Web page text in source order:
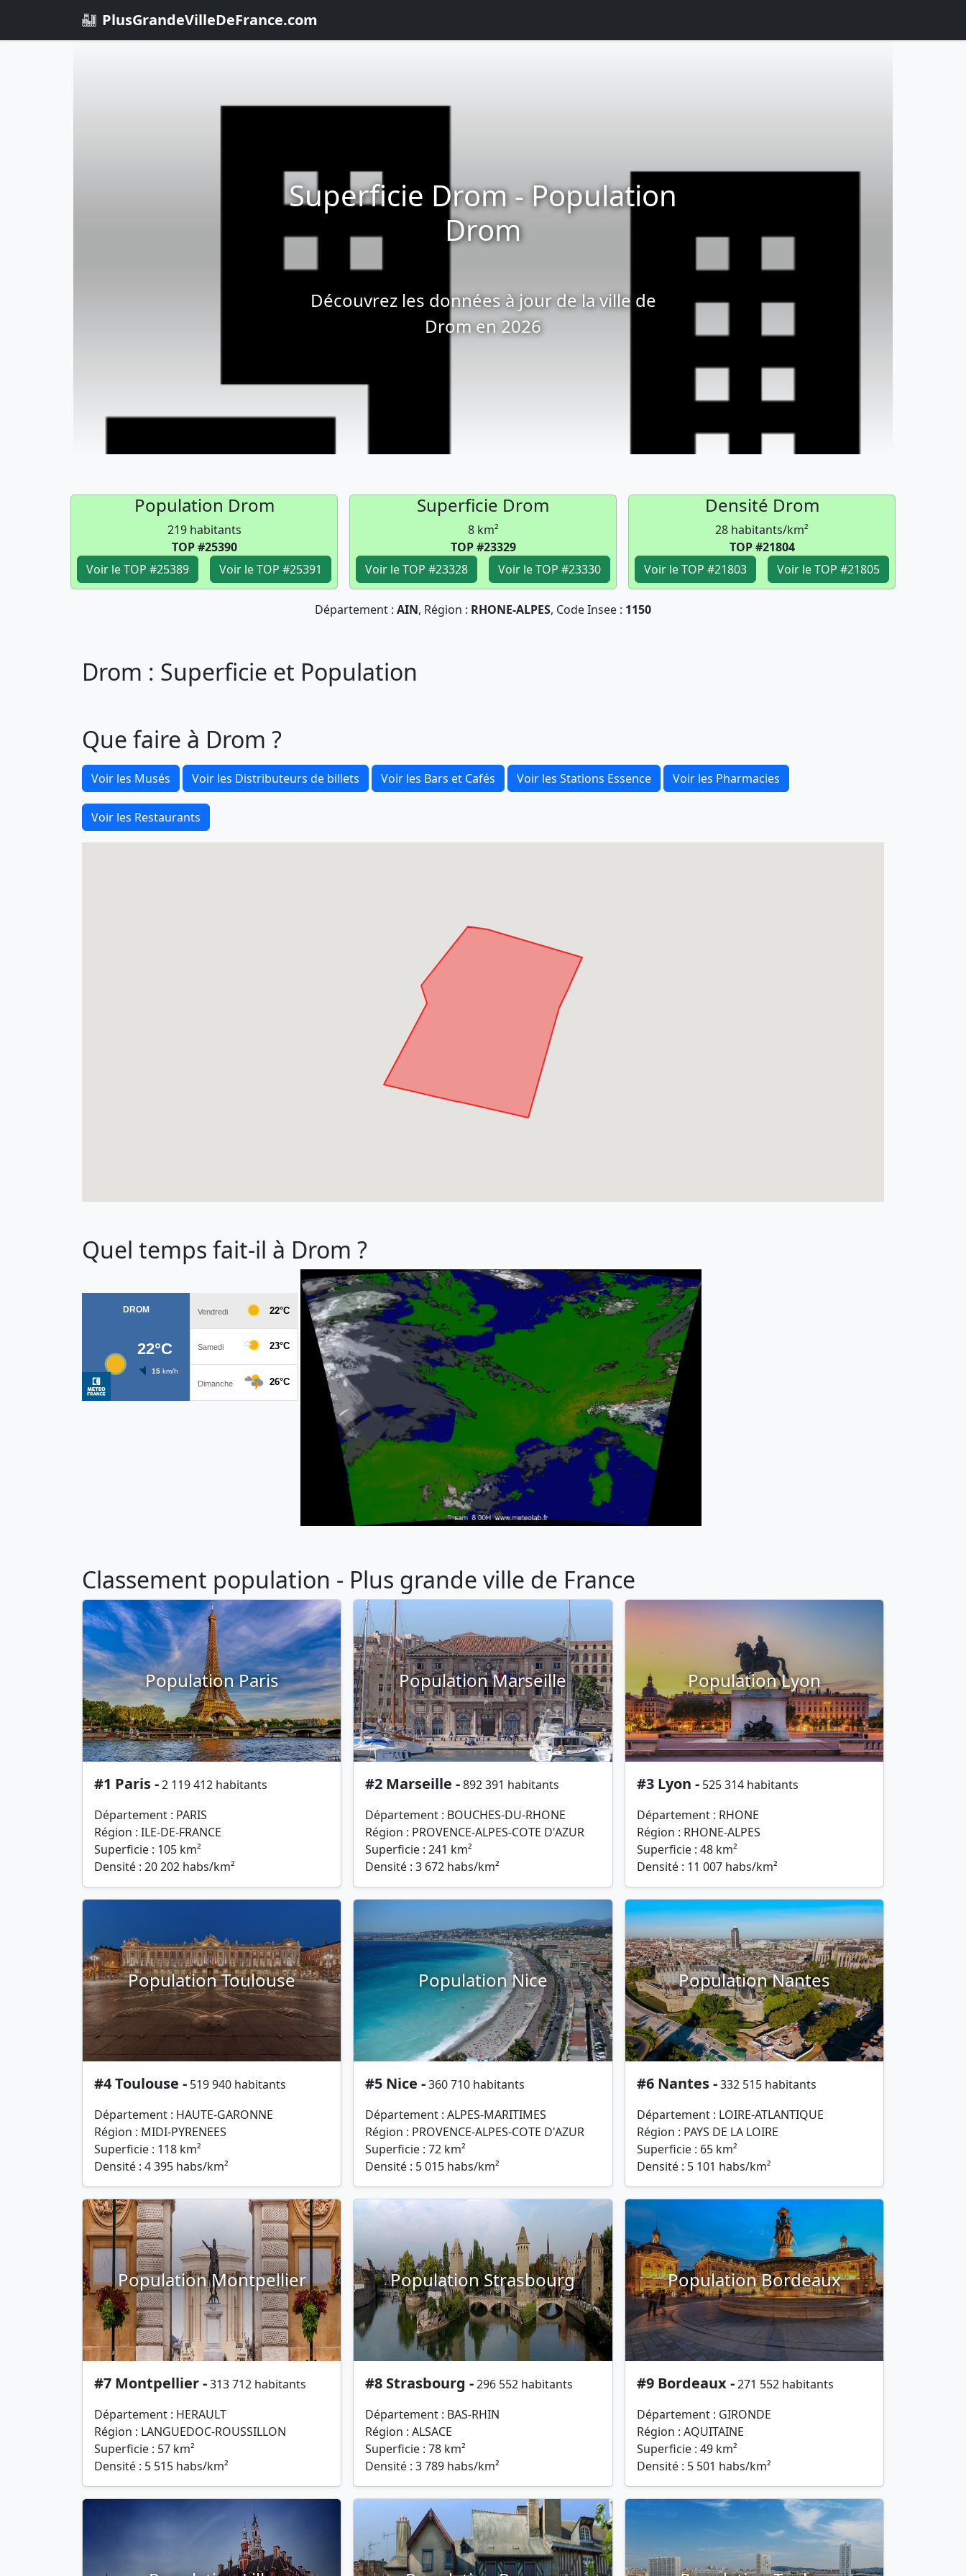
PlusGrandeVilleDeFrance.com
Superficie Drom - Population
Drom
Découvrez les données à jour de la ville de
Drom en 2026
Population Drom
219 habitants
TOP #25390
Voir le TOP #25389
Voir le TOP #25391
Superficie Drom
8 km²
TOP #23329
Voir le TOP #23328
Voir le TOP #23330
Densité Drom
28 habitants/km²
TOP #21804
Voir le TOP #21803
Voir le TOP #21805
Département : AIN, Région : RHONE-ALPES, Code Insee : 1150
Drom : Superficie et Population
Que faire à Drom ?
Voir les Musés Voir les Distributeurs de billets Voir les Bars et Cafés Voir les Stations Essence Voir les Pharmacies
Voir les Restaurants
Quel temps fait-il à Drom ?
Classement population - Plus grande ville de France
Population Paris
#1 Paris -2 119 412 habitants
Département : PARIS
Région : ILE-DE-FRANCE
Superficie : 105 km²
Densité : 20 202 habs/km²
Population Marseille
#2 Marseille -892 391 habitants
Département : BOUCHES-DU-RHONE
Région : PROVENCE-ALPES-COTE D'AZUR
Superficie : 241 km²
Densité : 3 672 habs/km²
Population Lyon
#3 Lyon - 525 314 habitants
Département : RHONE
Région : RHONE-ALPES
Superficie : 48 km²
Densité : 11 007 habs/km²
Population Toulouse
#4 Toulouse - 519 940 habitants
Département : HAUTE-GARONNE
Région : MIDI-PYRENEES
Superficie : 118 km²
Densité : 4 395 habs/km²
Population Nice
#5 Nice -360 710 habitants
Département : ALPES-MARITIMES
Région : PROVENCE-ALPES-COTE D'AZUR
Superficie : 72 km²
Densité : 5 015 habs/km²
Population Nantes
#6 Nantes -332 515 habitants
Département : LOIRE-ATLANTIQUE
Région : PAYS DE LA LOIRE
Superficie : 65 km²
Densité : 5 101 habs/km²
Population Montpellier
#7 Montpellier -313 712 habitants
Département : HERAULT
Région : LANGUEDOC-ROUSSILLON
Superficie : 57 km²
Densité : 5 515 habs/km²
Population Strasbourg
#8 Strasbourg -296 552 habitants
Département : BAS-RHIN
Région : ALSACE
Superficie : 78 km²
Densité : 3 789 habs/km²
Population Bordeaux
#9 Bordeaux -271 552 habitants
Département : GIRONDE
Région : AQUITAINE
Superficie : 49 km²
Densité : 5 501 habs/km²